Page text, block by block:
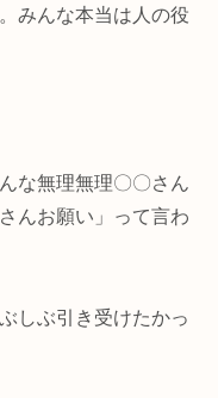
みんな本当は人の役
な無理無理〇〇さん
んお願い」って言わ
しぶ引き受けたかっ